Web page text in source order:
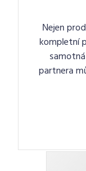
Nejen
kompletní
partnera